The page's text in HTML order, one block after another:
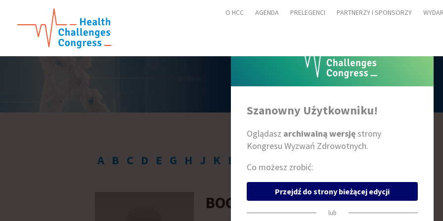
O HCC AGENDA PRELEGENCI PARTNERZY I SPONSORZY
PRELEGENCI
A B C D E G H J K L N P
BOGUSŁAW OKOPIEŃ
Szanowny Użytkowniku!
Oglądasz archiwalną wersjęstrony
Kongresu Wyzwań Zdrowotnych.
Co możesz zrobić:
Przejdź do strony bieżącej edycji
lub